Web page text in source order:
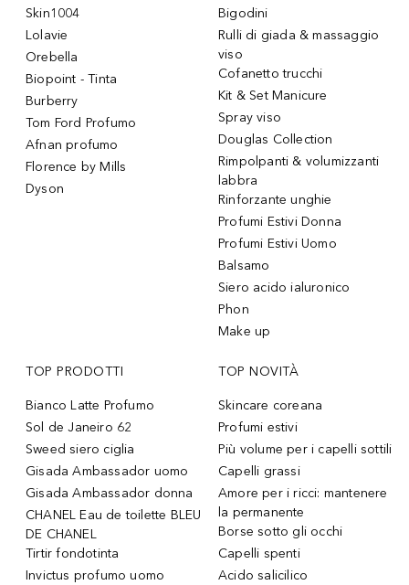
Skin1004
Lolavie
Orebella
Biopoint - Tinta
Burberry
Tom Ford Profumo
Afnan profumo
Florence by Mills
Dyson
Bigodini
Rulli di giada & massaggio
viso
Cofanetto trucchi
Kit & Set Manicure
Spray viso
Douglas Collection
Rimpolpanti & volumizzanti
labbra
Rinforzante unghie
Profumi Estivi Donna
Profumi Estivi Uomo
Balsamo
Siero acido ialuronico
Phon
Make up
TOP PRODOTTI
Bianco Latte Profumo
Sol de Janeiro 62
Sweed siero ciglia
Gisada Ambassador uomo
Gisada Ambassador donna
CHANEL Eau de toilette BLEU
DE CHANEL
Tirtir fondotinta
Invictus profumo uomo
TOP NOVITÀ
Skincare coreana
Profumi estivi
Più volume per i capelli sottili
Capelli grassi
Amore per i ricci: mantenere
la permanente
Borse sotto gli occhi
Capelli spenti
Acido salicilico